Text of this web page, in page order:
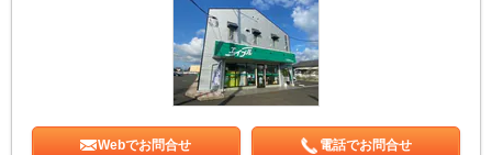
Webでお問合せ 電話でお問合せ